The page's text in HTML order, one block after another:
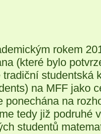
rokem
(které bylo
tradiční studentská
na MFF jako
ponechána na
tedy již podruhé
studentů